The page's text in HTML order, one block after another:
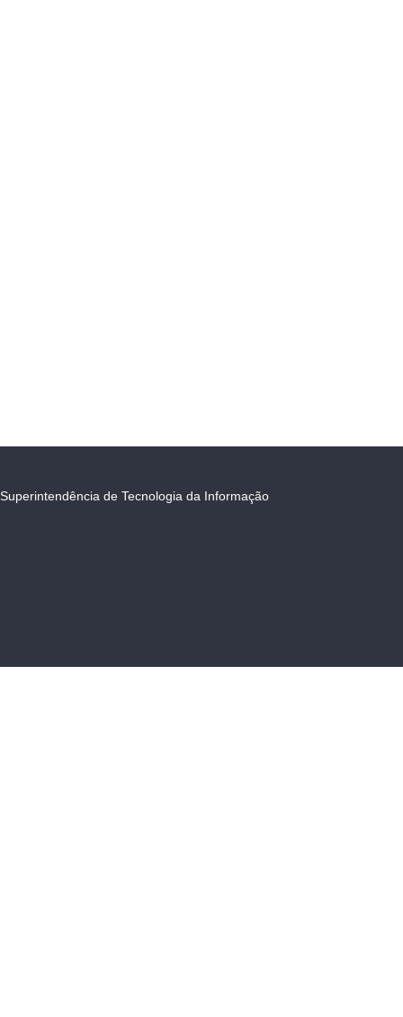
Superintendência de Tecnologia da Informação